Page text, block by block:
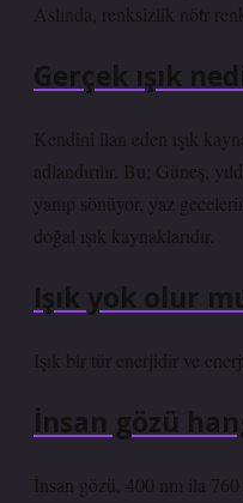
Aslında, renksizlik nötr
Gerçek ışık
Kendini ilan eden ışık
adlandırılır. Bu; Güneş,
yanıp sönüyor, yaz
doğal ışık kaynaklarıdır.
Işık yok olur
Işık bir tür enerjidir ve
İnsan gözü
İnsan gözü, 400 nm ila 760